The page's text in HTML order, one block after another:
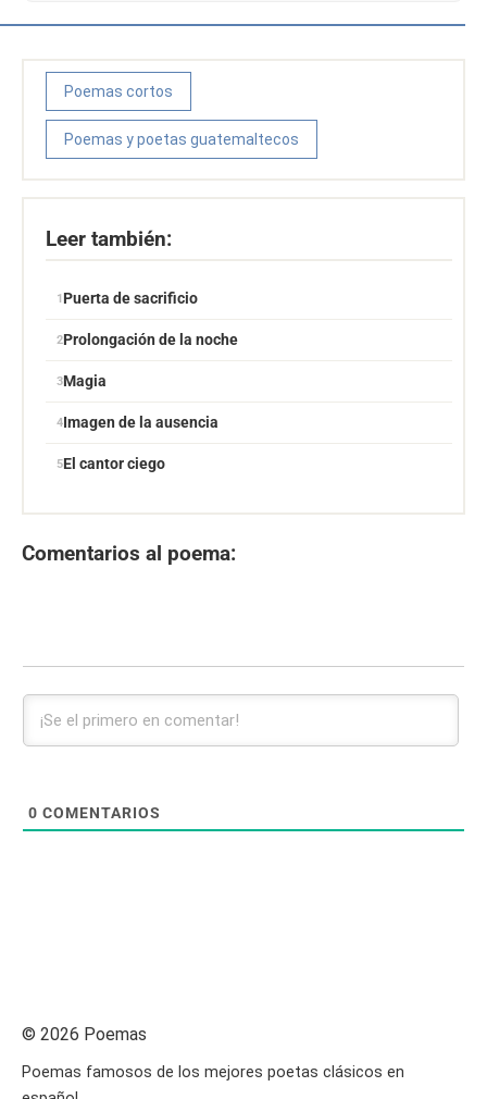
Poemas cortos
Poemas y poetas guatemaltecos
Leer también:
Puerta de sacrificio
Prolongación de la noche
Magia
Imagen de la ausencia
El cantor ciego
Comentarios al poema:
0 COMENTARIOS
© 2026 Poemas
Poemas famosos de los mejores poetas clásicos en